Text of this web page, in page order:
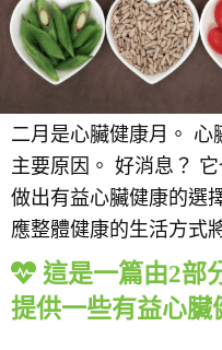
二月是心臟健康月。 心
主要原因。 好消息？
做出有益心臟健康的選
應整體健康的生活方式
這是一篇由2部
提供一些有益心臟